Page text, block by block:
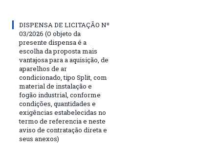
DISPENSA DE LICITAÇÃO Nº
03/2026 (O objeto da
presente dispensa é a
escolha da proposta mais
vantajosa para a aquisição, de
aparelhos de ar
condicionado, tipo Split, com
material de instalação e
fogão industrial, conforme
condições, quantidades e
exigências estabelecidas no
termo de referencia e neste
aviso de contratação direta e
seus anexos)